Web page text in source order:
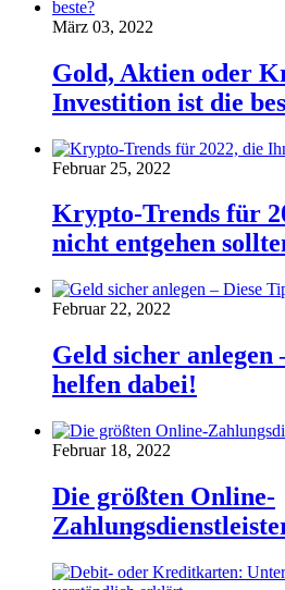
März 03, 2022
Gold, Aktien oder
Investition ist die
Februar 25, 2022
Krypto-Trends für
nicht entgehen
Februar 22, 2022
Geld sicher anlegen
helfen dabei!
Februar 18, 2022
Die größten Online-